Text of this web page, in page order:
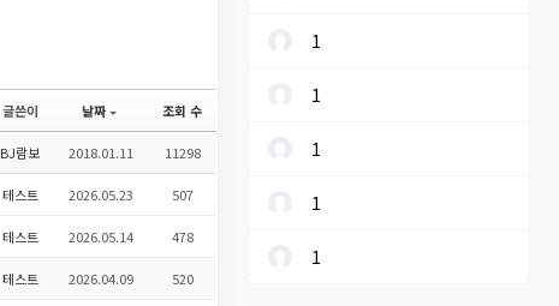
글쓴이 날짜 조회 수
BJ람보 2018.01.11 11298
테스트 2026.05.23 507
테스트 2026.05.14 478
테스트 2026.04.09 520
1
1
1
1
1